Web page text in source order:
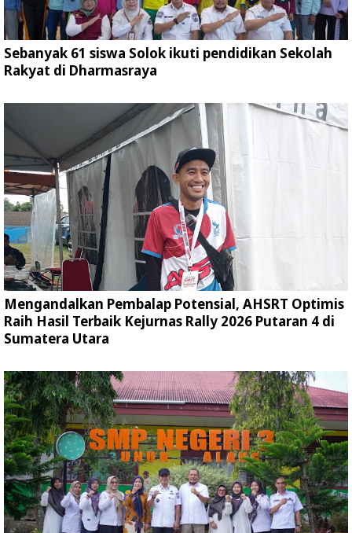
Sebanyak 61 siswa Solok ikuti pendidikan Sekolah
Rakyat di Dharmasraya
Mengandalkan Pembalap Potensial, AHSRT Optimis
Raih Hasil Terbaik Kejurnas Rally 2026 Putaran 4 di
Sumatera Utara